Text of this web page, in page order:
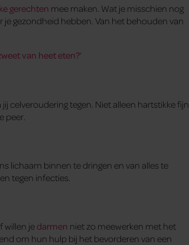
gerechten mee maken. Wat je misschien nog
gezondheid hebben. Van het behouden van
van heet eten?‘
celveroudering tegen. Niet alleen hartstikke fijn
peer.
lichaam binnen te dringen en van alles te
tegen infecties.
willen jedarmen niet zo meewerken met het
om hun hulp bij het bevorderen van een